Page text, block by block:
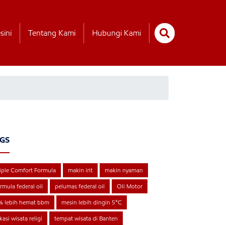
Tentang Kami Hubungi Kami
Comfort Formula makin irit makin nyaman
federal oil pelumas federal oil Oli Motor
lebih hemat bbm mesin lebih dingin 5°C
wisata religi tempat wisata di Banten